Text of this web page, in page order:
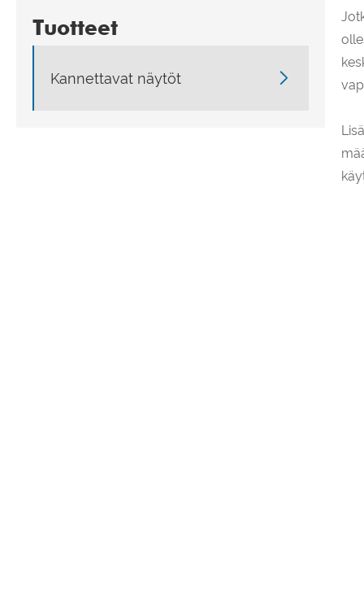
Tuotteet
Kannettavat näytöt 